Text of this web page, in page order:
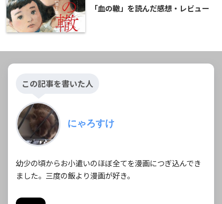
「血の轍」を読んだ感想・レビュー
この記事を書いた人
にゃろすけ
幼少の頃からお小遣いのほぼ全てを漫画につぎ込んでき
ました。三度の飯より漫画が好き。